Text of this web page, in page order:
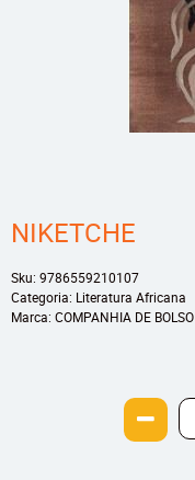
NIKETCHE
Sku: 9786559210107
Categoria: Literatura Africana
Marca: COMPANHIA DE BOLSO